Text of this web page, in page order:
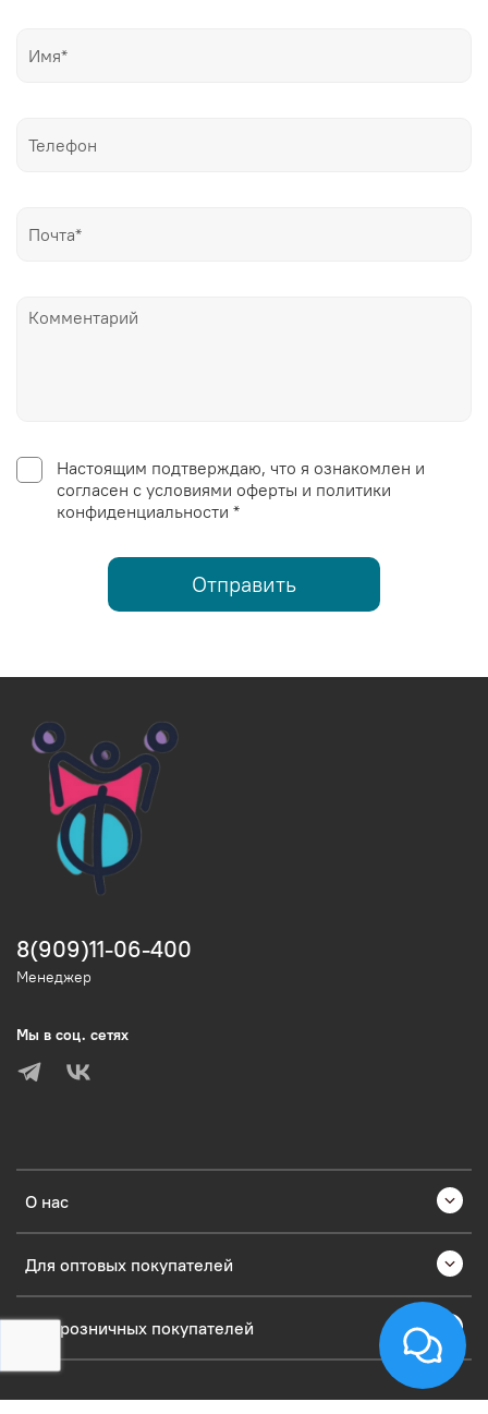
Настоящим подтверждаю, что я ознакомлен и
согласен с условиями оферты и политики
конфиденциальности *
Отправить
О нас
Для оптовых покупателей
Для розничных покупателей
8(909)11-06-400
Менеджер
Мы в соц. сетях